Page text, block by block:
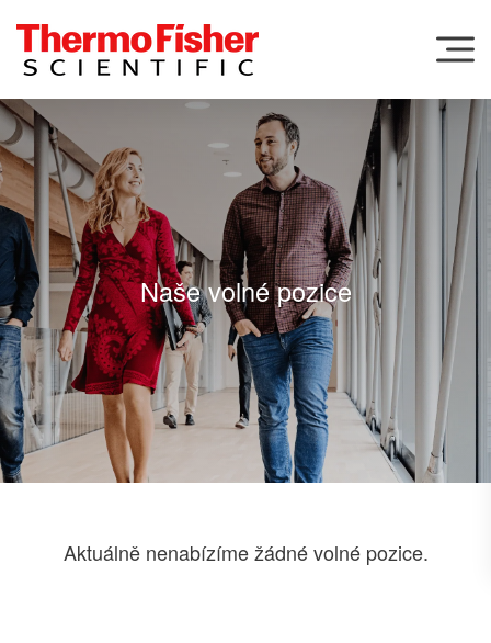
Menu
Naše volné pozice
Aktuálně nenabízíme žádné volné pozice.